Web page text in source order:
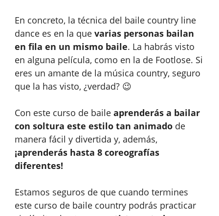
En concreto, la técnica del baile country line
dance es en la que varias personas bailan
en fila en un mismo baile. La habrás visto
en alguna película, como en la de Footlose. Si
eres un amante de la música country, seguro
que la has visto, ¿verdad? 😉
Con este curso de baile aprenderás a bailar
con soltura este estilo tan animado de
manera fácil y divertida y, además,
¡aprenderás hasta 8 coreografías
diferentes!
Estamos seguros de que cuando termines
este curso de baile country podrás practicar